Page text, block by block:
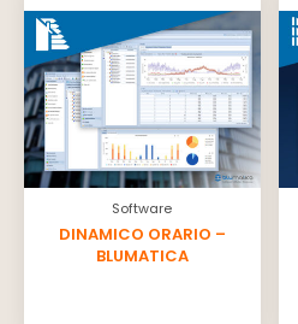
Software
DINAMICO ORARIO –
BLUMATICA